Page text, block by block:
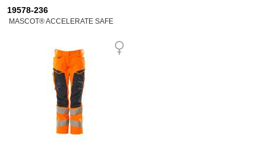
19578-236
MASCOT® ACCELERATE SAFE